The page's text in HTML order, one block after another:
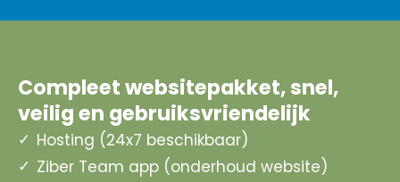
Compleet websitepakket, snel,
veilig en gebruiksvriendelijk
Hosting (24x7 beschikbaar)
Ziber Team app (onderhoud website)